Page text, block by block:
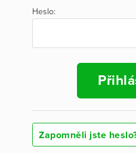
Heslo:
Zapomněli jste